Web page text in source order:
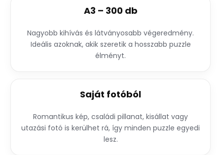
A3 – 300 db
Nagyobb kihívás és látványosabb végeredmény.
Ideális azoknak, akik szeretik a hosszabb puzzle
élményt.
Saját fotóból
Romantikus kép, családi pillanat, kisállat vagy
utazási fotó is kerülhet rá, így minden puzzle egyedi
lesz.